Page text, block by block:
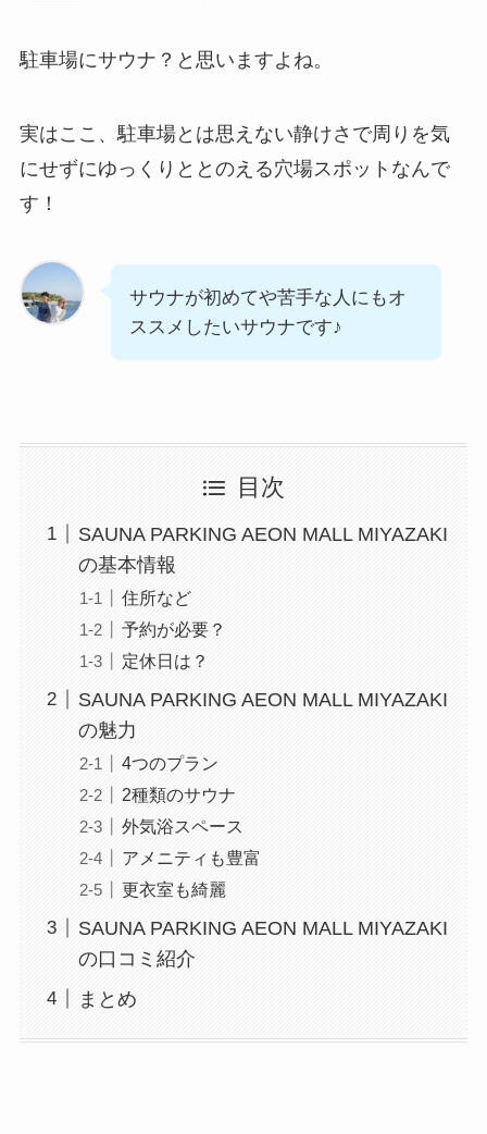
駐車場にサウナ？と思いますよね。
実はここ、駐車場とは思えない静けさで周りを気
にせずにゆっくりととのえる穴場スポットなんで
す！
サウナが初めてや苦手な人にもオ
ススメしたいサウナです♪
目次
SAUNA PARKING AEON MALL MIYAZAKI
の基本情報
住所など
予約が必要？
定休日は？
SAUNA PARKING AEON MALL MIYAZAKI
の魅力
4つのプラン
2種類のサウナ
外気浴スペース
アメニティも豊富
更衣室も綺麗
SAUNA PARKING AEON MALL MIYAZAKI
の口コミ紹介
まとめ